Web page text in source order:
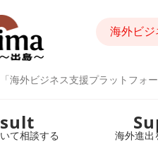
海外ビジネス支援プラットフォ
海外ビジ
て相談する 海外進出